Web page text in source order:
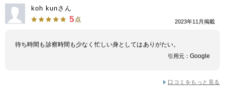
koh kunさん
5 点 2023年11月掲載
待ち時間も診察時間も少なく忙しい身としてはありがたい。
引用元： Google
口コミをもっと見る